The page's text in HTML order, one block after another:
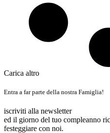
Carica altro
Entra a far parte della nostra Famiglia!
iscriviti alla newsletter
ed il giorno del tuo compleanno
festeggiare con noi.